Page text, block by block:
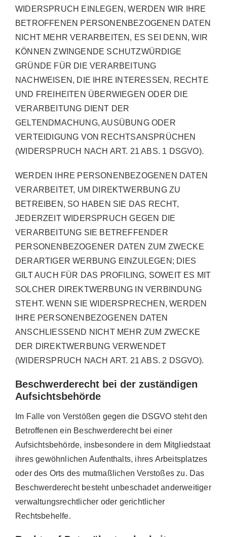
WIDERSPRUCH EINLEGEN, WERDEN WIR IHRE
BETROFFENEN PERSONENBEZOGENEN DATEN
NICHT MEHR VERARBEITEN, ES SEI DENN, WIR
KÖNNEN ZWINGENDE SCHUTZWÜRDIGE
GRÜNDE FÜR DIE VERARBEITUNG
NACHWEISEN, DIE IHRE INTERESSEN, RECHTE
UND FREIHEITEN ÜBERWIEGEN ODER DIE
VERARBEITUNG DIENT DER
GELTENDMACHUNG, AUSÜBUNG ODER
VERTEIDIGUNG VON RECHTSANSPRÜCHEN
(WIDERSPRUCH NACH ART. 21 ABS. 1 DSGVO).
WERDEN IHRE PERSONENBEZOGENEN DATEN
VERARBEITET, UM DIREKTWERBUNG ZU
BETREIBEN, SO HABEN SIE DAS RECHT,
JEDERZEIT WIDERSPRUCH GEGEN DIE
VERARBEITUNG SIE BETREFFENDER
PERSONENBEZOGENER DATEN ZUM ZWECKE
DERARTIGER WERBUNG EINZULEGEN; DIES
GILT AUCH FÜR DAS PROFILING, SOWEIT ES MIT
SOLCHER DIREKTWERBUNG IN VERBINDUNG
STEHT. WENN SIE WIDERSPRECHEN, WERDEN
IHRE PERSONENBEZOGENEN DATEN
ANSCHLIESSEND NICHT MEHR ZUM ZWECKE
DER DIREKTWERBUNG VERWENDET
(WIDERSPRUCH NACH ART. 21 ABS. 2 DSGVO).
Beschwerderecht bei der zuständigen
Aufsichtsbehörde
Im Falle von Verstößen gegen die DSGVO steht den
Betroffenen ein Beschwerderecht bei einer
Aufsichtsbehörde, insbesondere in dem Mitgliedstaat
ihres gewöhnlichen Aufenthalts, ihres Arbeitsplatzes
oder des Orts des mutmaßlichen Verstoßes zu. Das
Beschwerderecht besteht unbeschadet anderweitiger
verwaltungsrechtlicher oder gerichtlicher
Rechtsbehelfe.